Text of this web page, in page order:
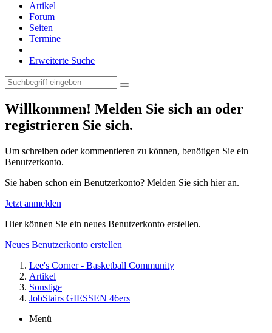
Artikel
Forum
Seiten
Termine
Erweiterte Suche
Willkommen! Melden Sie sich an oder
registrieren Sie sich.
Um schreiben oder kommentieren zu können, benötigen Sie ein
Benutzerkonto.
Sie haben schon ein Benutzerkonto? Melden Sie sich hier an.
Jetzt anmelden
Hier können Sie ein neues Benutzerkonto erstellen.
Neues Benutzerkonto erstellen
Lee's Corner - Basketball Community
Artikel
Sonstige
JobStairs GIESSEN 46ers
Menü